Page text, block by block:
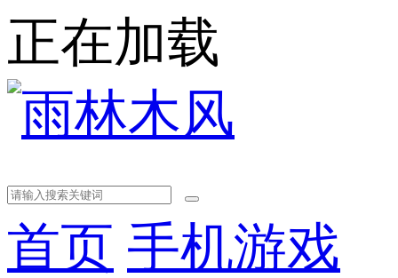
正在加载
首页 手机游戏